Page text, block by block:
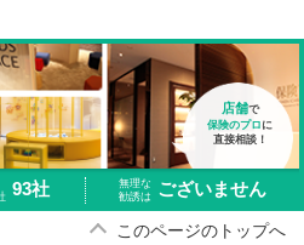
店舗で
保険のプロ に
直接相談！
93社
無理な
勧誘は
ございません
このページのトップへ